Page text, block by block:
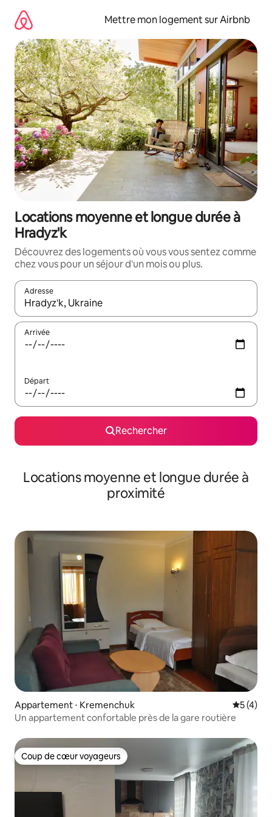
directement
contenu
Mettre mon logement sur Airbnb
Locations moyenne et longue durée à
Hradyz'k
Découvrez des logements où vous vous sentez comme
chez vous pour un séjour d'un mois ou plus.
Adresse
Lorsque les résultats s'affichent, utilisez les flèches vers le
Arrivée
Départ
Rechercher
Locations moyenne et longue durée à
proximité
Appartement ⋅ Kremenchuk
5 (4)
Un appartement confortable près de la gare routière
Coup de cœur voyageurs
Coup de cœur voyageurs